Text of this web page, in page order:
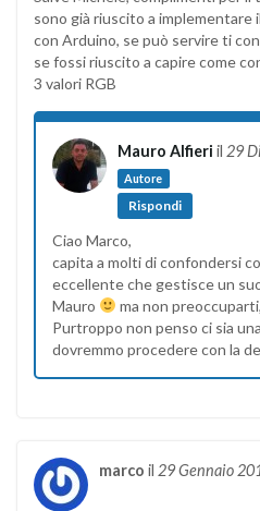
sono già riuscito a
con Arduino, se può servire ti
se fossi riuscito a capire come
3 valori RGB
Mauro Alfieri il 29
Autore
Rispondi
Ciao Marco,
capita a molti di confondersi
eccellente che gestisce un
Mauro
ma non
Purtroppo non penso ci sia
dovremmo procedere con la
marco il 29 Gennaio